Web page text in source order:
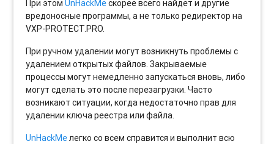
При этомUnHackMeскорее всего найдет и другие
вредоносные программы, а не только редиректор на
VXP-PROTECT.PRO.
При ручном удалении могут возникнуть проблемы с
удалением открытых файлов. Закрываемые
процессы могут немедленно запускаться вновь, либо
могут сделать это после перезагрузки. Часто
возникают ситуации, когда недостаточно прав для
удалении ключа реестра или файла.
UnHackMeлегко со всем справится и выполнит всю